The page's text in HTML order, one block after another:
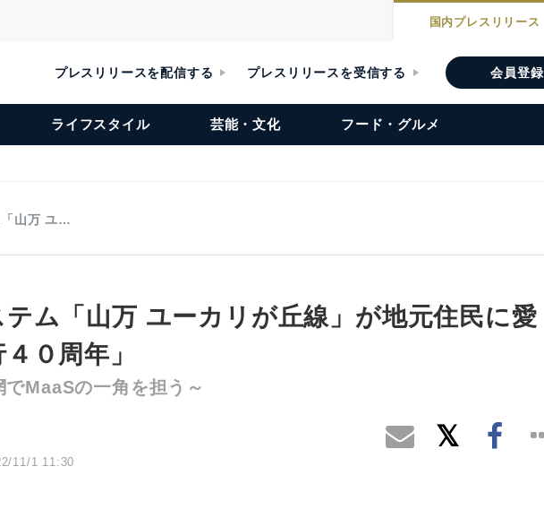
国内プレスリリース
プレスリリースを配信する プレスリリースを受信する 会員登録
ライフスタイル 芸能・文化 フード・グルメ
「山万 ユ…
ム「山万 ユーカリが丘線」が地元住民に愛
０周年」
でMaaSの一角を担う～
11/1 11:30